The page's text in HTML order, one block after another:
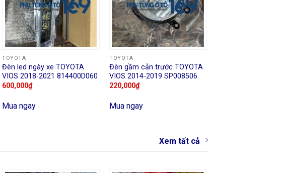
TOYOTA
Đèn led ngày xe TOYOTA
VIOS 2018-2021 814400D060
600,000₫
Mua ngay
TOYOTA
Đèn gầm cản trước TOYOTA
VIOS 2014-2019 SP008506
220,000₫
Mua ngay
Xem tất cả